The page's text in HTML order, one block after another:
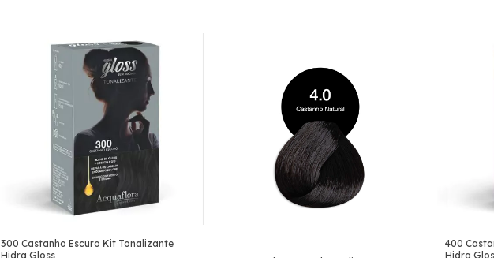
300 Castanho Escuro Kit Tonalizante
Hidra Gloss
400
Hidra